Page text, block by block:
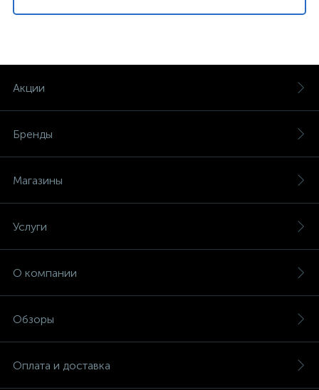
Акции
Бренды
Магазины
Услуги
О компании
Обзоры
Оплата и доставка